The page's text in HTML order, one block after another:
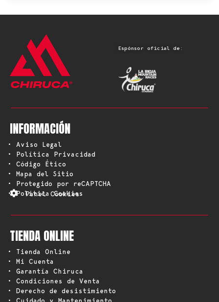
Espónsor oficial de:
INFORMACIÓN
• Aviso Legal
• Política Privacidad
• Código Ético
• Mapa del Sitio
• Protegido por reCAPTCHA
• Política Cookies
Panel Cookies
TIENDA ONLINE
• Tienda Online
• Mi Cuenta
• Garantía Chiruca
• Condiciones de Venta
• Derecho de desistimiento